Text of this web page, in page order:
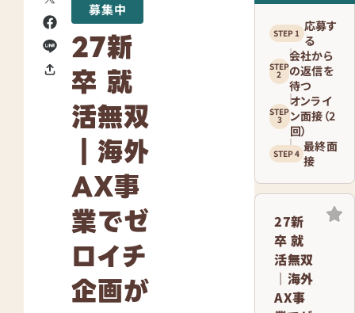
募集中
27新
卒 就
活無双
｜海外
AX事
業でゼ
ロイチ
企画が
応募す
る
会社から
の返信を
待つ
オンライ
ン面接（2
回）
最終面
接
27新
卒 就
活無双
｜海外
AX事